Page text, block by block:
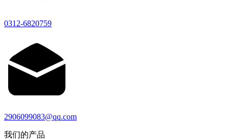
0312-6820759
2906099083@qq.com
我们的产品